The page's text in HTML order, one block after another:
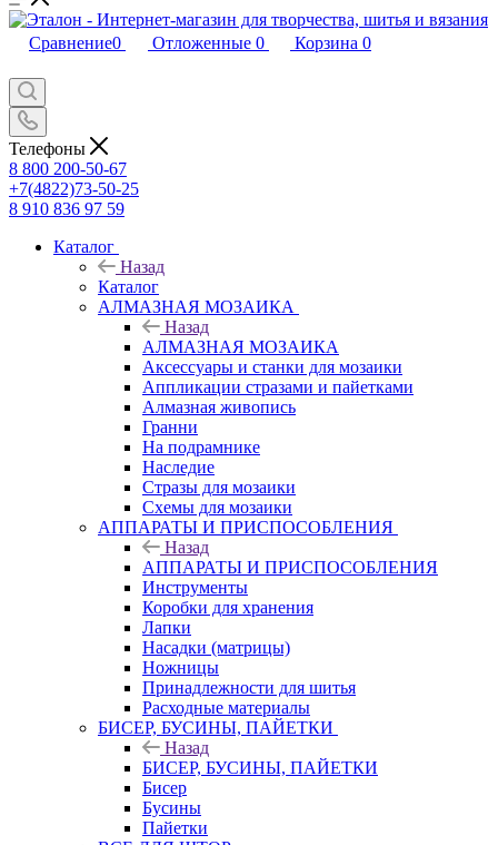
Сравнение0 Отложенные 0 Корзина 0
Телефоны
8 800 200-50-67
+7(4822)73-50-25
8 910 836 97 59
Каталог
Назад
Каталог
АЛМАЗНАЯ МОЗАИКА
Назад
АЛМАЗНАЯ МОЗАИКА
Аксессуары и станки для мозаики
Аппликации стразами и пайетками
Алмазная живопись
Гранни
На подрамнике
Наследие
Стразы для мозаики
Схемы для мозаики
АППАРАТЫ И ПРИСПОСОБЛЕНИЯ
Назад
АППАРАТЫ И ПРИСПОСОБЛЕНИЯ
Инструменты
Коробки для хранения
Лапки
Насадки (матрицы)
Ножницы
Принадлежности для шитья
Расходные материалы
БИСЕР, БУСИНЫ, ПАЙЕТКИ
Назад
БИСЕР, БУСИНЫ, ПАЙЕТКИ
Бисер
Бусины
Пайетки